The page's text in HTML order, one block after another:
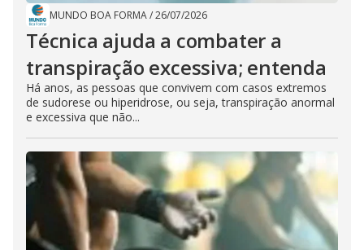
MUNDO BOA FORMA/26/07/2026
Técnica ajuda a combater a
transpiração excessiva; entenda
Há anos, as pessoas que convivem com casos extremos
de sudorese ou hiperidrose, ou seja, transpiração anormal
e excessiva que não...